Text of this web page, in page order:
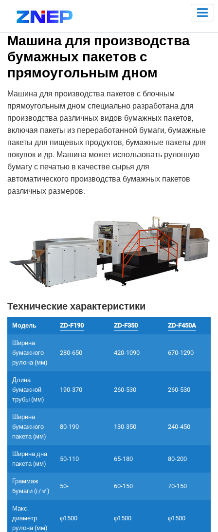
Машина для производства
бумажных пакетов с
прямоугольным дном
Машина для производства пакетов с блочным
прямоугольным дном специально разработана для
производства различных видов бумажных пакетов,
включая пакеты из переработанной бумаги, бумажные
пакеты для пищевых продуктов, бумажные пакеты для
покупок и др. Машина может использовать рулонную
бумагу с печатью в качестве сырья для
автоматического производства бумажных пакетов
различных размеров.
Технические характеристики
Модель ZD-F190 ZD-F350 ZD-F450A
Ширина
бумажного
рулона (мм)
280-650 420-1090 670-1290
Длина
бумажной
трубы (мм)
190-370 260-530 260-530
Ширина
бумажного
пакета (мм)
80-190 130-350 240-450
Ширина дна
пакета (мм)
50-110 65-180 80-200
Граммаж
бумаги (г/㎡)
50- 60-150 70-150
Макс.
диаметр
рулона (мм)
φ1500 φ1500 φ1500